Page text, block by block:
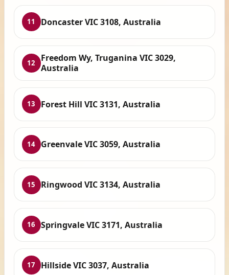
11 Doncaster VIC 3108, Australia
12
Freedom Wy, Truganina VIC 3029,
Australia
13 Forest Hill VIC 3131, Australia
14 Greenvale VIC 3059, Australia
15 Ringwood VIC 3134, Australia
16 Springvale VIC 3171, Australia
17 Hillside VIC 3037, Australia